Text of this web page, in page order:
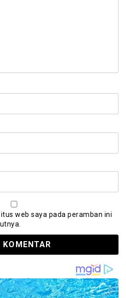
web saya pada peramban ini